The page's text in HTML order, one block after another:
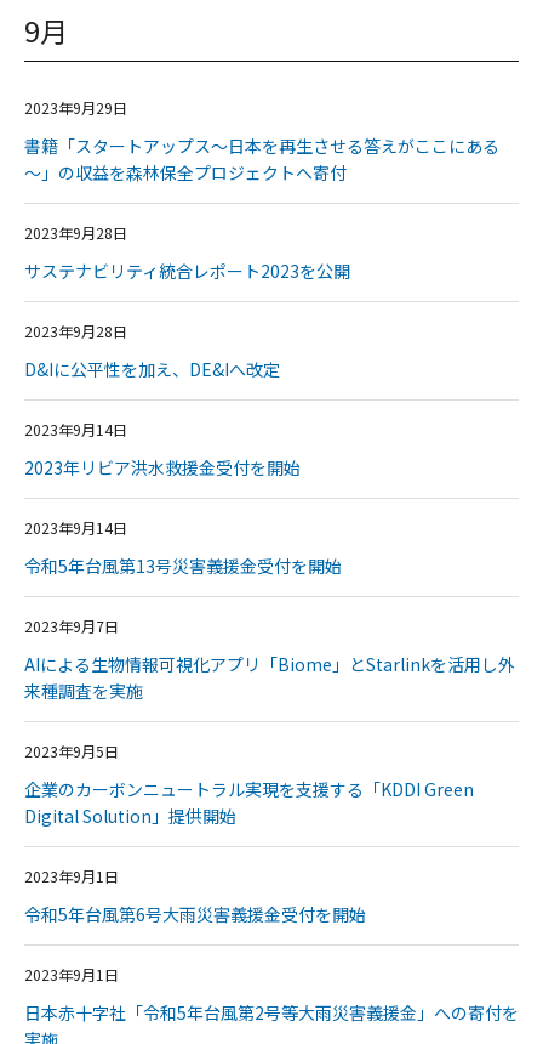
9月
2023年9月29日
書籍「スタートアップス～日本を再生させる答えがここにある
～」の収益を森林保全プロジェクトへ寄付
2023年9月28日
サステナビリティ統合レポート2023を公開
2023年9月28日
D&Iに公平性を加え、DE&Iへ改定
2023年9月14日
2023年リビア洪水救援金受付を開始
2023年9月14日
令和5年台風第13号災害義援金受付を開始
2023年9月7日
AIによる生物情報可視化アプリ「Biome」とStarlinkを活用し外
来種調査を実施
2023年9月5日
企業のカーボンニュートラル実現を支援する「KDDI Green
Digital Solution」提供開始
2023年9月1日
令和5年台風第6号大雨災害義援金受付を開始
2023年9月1日
日本赤十字社「令和5年台風第2号等大雨災害義援金」への寄付を
実施